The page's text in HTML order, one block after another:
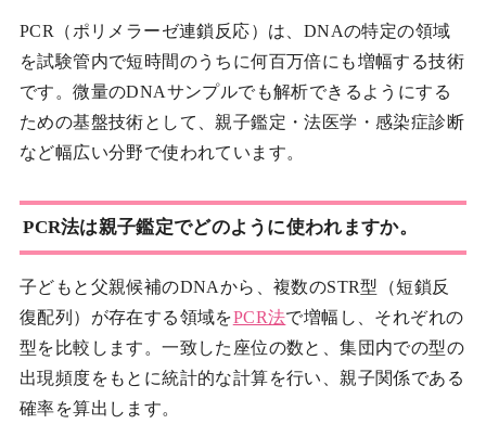
PCR（ポリメラーゼ連鎖反応）は、DNAの特定の領域
を試験管内で短時間のうちに何百万倍にも増幅する技術
です。微量のDNAサンプルでも解析できるようにする
ための基盤技術として、親子鑑定・法医学・感染症診断
など幅広い分野で使われています。
PCR法は親子鑑定でどのように使われますか。
子どもと父親候補のDNAから、複数のSTR型（短鎖反
復配列）が存在する領域をPCR法で増幅し、それぞれの
型を比較します。一致した座位の数と、集団内での型の
出現頻度をもとに統計的な計算を行い、親子関係である
確率を算出します。